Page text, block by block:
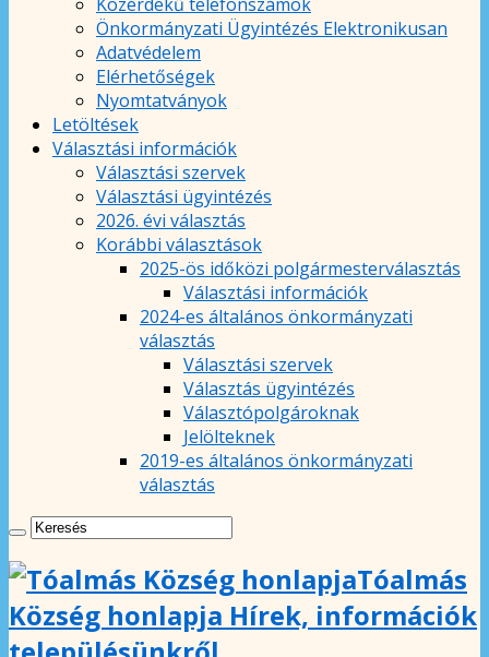
Önkormányzati Ügyintézés Elektronikusan
Adatvédelem
Elérhetőségek
Nyomtatványok
Letöltések
Választási információk
Választási szervek
Választási ügyintézés
2026. évi választás
Korábbi választások
2025-ös időközi polgármesterválasztás
Választási információk
2024-es általános önkormányzati
választás
Választási szervek
Választás ügyintézés
Választópolgároknak
Jelölteknek
2019-es általános önkormányzati
választás
Tóalmás
Község honlapja Hírek, információk